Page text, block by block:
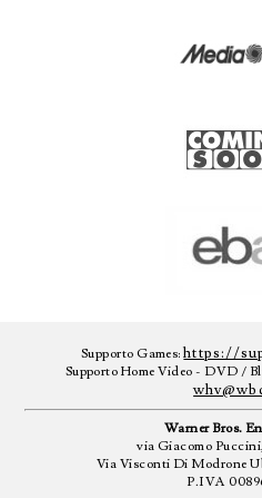
Supporto Games:https://
Supporto Home Video - DVD /
Warner Bros.
via Giacomo
Via Visconti Di Modrone
P.IVA